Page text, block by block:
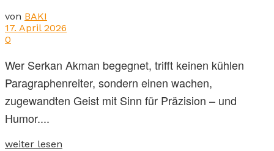
von BAKI
17. April 2026
0
Wer Serkan Akman begegnet, trifft keinen kühlen
Paragraphenreiter, sondern einen wachen,
zugewandten Geist mit Sinn für Präzision – und
Humor....
weiter lesen